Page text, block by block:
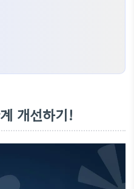
개선하기!